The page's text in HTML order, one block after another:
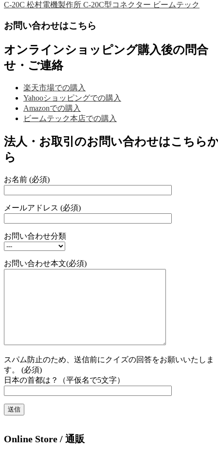
C-20C 松村電機製作所 C-20C型コネクター ビームテック
お問い合わせはこちら
オンラインショッピング購入後の問合
せ・ご連絡
楽天市場での購入
Yahooショッピングでの購入
Amazonでの購入
ビームテック本店での購入
法人・お取引のお問い合わせはこちら
ら
お名前 (必須)
メールアドレス (必須)
お問い合わせ分類
お問い合わせ本文(必須)
スパム防止のため、送信前にクイズの回答をお願いいたしま
す。 (必須)
日本の首都は？（平仮名で5文字）
Online Store / 通販